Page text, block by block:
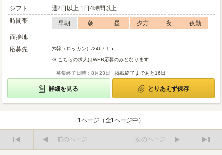
シフト
週2日以上 1日4時間以上
時間帯
早朝 朝 昼 夕方 夜
夜勤
面接地
応募先
六幹（ロッカン）/2467-1-h
※ こちらの求人はWEB応募のみとなります
募集終了日時：8月23日 掲載終了まであと16日
詳細を見る とりあえず保存
1ページ（全1ページ中）
前のページ
次のページ